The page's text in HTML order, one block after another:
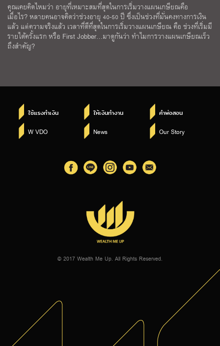
คุณเคยคิดไหมว่า อายุที่เหมาะสมที่สุดในการเริ่มวางแผนเกษียณคือ
เมื่อไร? หลายคนอาจคิดว่าช่วงอายุ 40-50 ปี ซึ่งเป็นช่วงที่มั่นคงทางการเงิน
แล้ว แต่ความจริงแล้ว เวลาที่ดีที่สุดในการเริ่มวางแผนเกษียณ คือ ช่วงที่เริ่มมี
รายได้ครั้งแรก หรือ First Jobber…มาดูกันว่า ทำไมการวางแผนเกษียณเร็ว
ถึงสำคัญ?
ใช้แรงทำเงิน ให้เงินทำงาน คำพ่อสอน
W VDO News Our Story
© 2017 Wealth Me Up. All Rights Reserved.